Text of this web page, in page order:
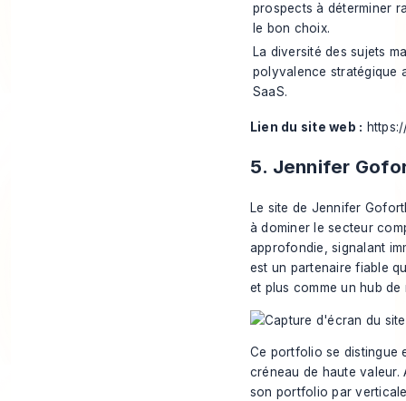
prospects à déterminer
le bon choix.
La diversité des sujets
polyvalence stratégique
SaaS.
Lien du site web :
5. Jennifer
Le site de Jennifer
à dominer le secteur
approfondie, signalant
est un partenaire fiable
et plus comme un hub
Ce portfolio se distingue
créneau de haute valeur.
son portfolio par